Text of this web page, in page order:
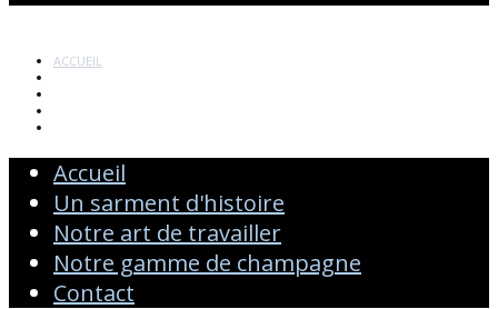
ACCUEIL
Accueil
Un sarment d'histoire
Notre art de travailler
Notre gamme de champagne
Contact